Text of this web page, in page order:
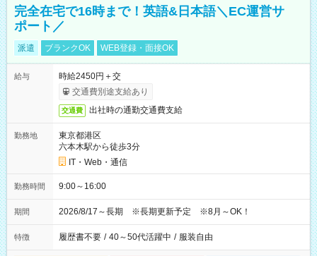
完全在宅で16時まで！英語&日本語＼EC運営サ
ポート／
派遣 ブランクOK WEB登録・面接OK
給与
時給2450円＋交
交通費別途支給あり
交通費 出社時の通勤交通費支給
勤務地
東京都港区
六本木駅から徒歩3分
IT・Web・通信
勤務時間 9:00～16:00
期間 2026/8/17～長期 ※長期更新予定 ※8月～OK！
特徴 履歴書不要 / 40～50代活躍中 / 服装自由